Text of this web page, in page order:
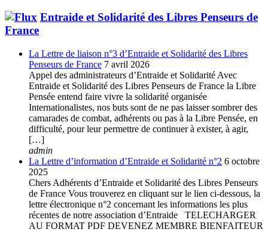
Entraide et Solidarité des Libres Penseurs de
France
La Lettre de liaison n°3 d’Entraide et Solidarité des Libres
Penseurs de France 7 avril 2026
Appel des administrateurs d’Entraide et Solidarité Avec
Entraide et Solidarité des Libres Penseurs de France la Libre
Pensée entend faire vivre la solidarité organisée
Internationalistes, nos buts sont de ne pas laisser sombrer des
camarades de combat, adhérents ou pas à la Libre Pensée, en
difficulté, pour leur permettre de continuer à exister, à agir,
[…]
admin
La Lettre d’information d’Entraide et Solidarité n°2 6 octobre
2025
Chers Adhérents d’Entraide et Solidarité des Libres Penseurs
de France Vous trouverez en cliquant sur le lien ci-dessous, la
lettre électronique n°2 concernant les informations les plus
récentes de notre association d’Entraide TELECHARGER
AU FORMAT PDF DEVENEZ MEMBRE BIENFAITEUR